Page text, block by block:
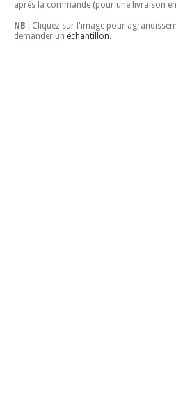
après la commande (pour une livraison en
NB : Cliquez sur l'image pour
demander un échantillon.